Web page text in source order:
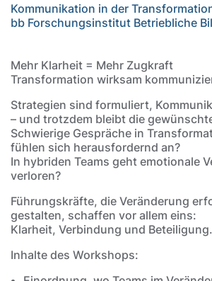
Kommunikation in der
bb Forschungsinstitut Betriebliche
Mehr Klarheit = Mehr Zugkraft
Transformation wirksam
Strategien sind formuliert,
– und trotzdem bleibt die
Schwierige Gespräche in
fühlen sich herausfordernd an?
In hybriden Teams geht emotionale
verloren?
Führungskräfte, die Veränderung
gestalten, schaffen vor allem eins:
Klarheit, Verbindung und Beteiligung.
Inhalte des Workshops: